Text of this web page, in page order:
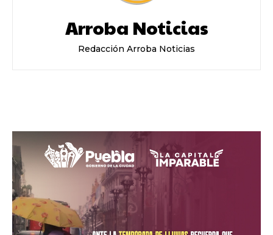
Arroba Noticias
Redacción Arroba Noticias